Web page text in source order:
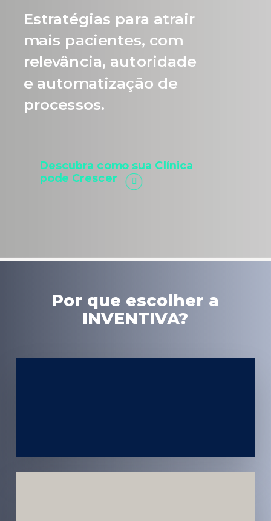
Estratégias para atrair
mais pacientes, com
relevância, autoridade
e automatização de
processos.
Descubra como sua Clínica
pode Crescer
Por que escolher a
INVENTIVA?